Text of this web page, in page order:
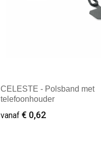
CELESTE - Polsband met
telefoonhouder
vanaf € 0,62